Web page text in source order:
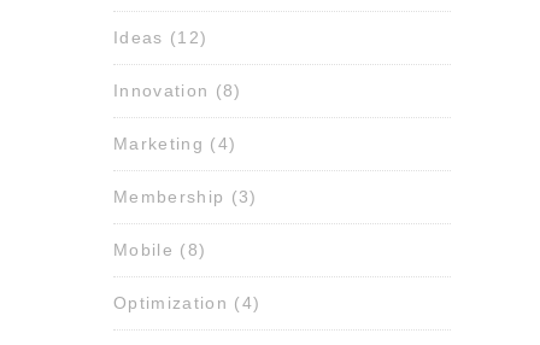
Ideas (12)
Innovation (8)
Marketing (4)
Membership (3)
Mobile (8)
Optimization (4)